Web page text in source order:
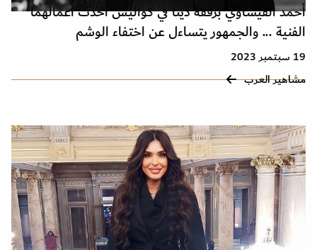
أحمد الفيشاوي برفقة دينا في كواليس أحدث أعمالهما
الفنية ... والجمهور يتساءل عن اختفاء الوشم
19 سبتمبر 2023
مشاهير العرب